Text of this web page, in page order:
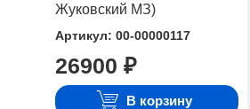
Жуковский МЗ)
Артикул: 00-00000117
26900 ₽
В корзину